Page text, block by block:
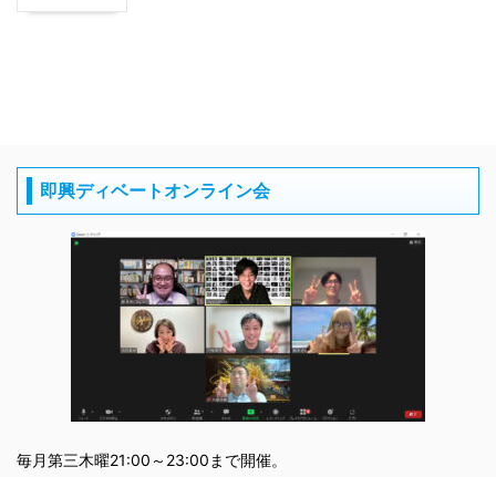
即興ディベートオンライン会
毎月第三木曜21:00～23:00まで開催。